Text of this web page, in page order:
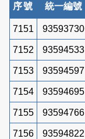
序號 統一編號
7151 93593730
7152 93594533
7153 93594597
7154 93594695
7155 93594766
7156 93594822